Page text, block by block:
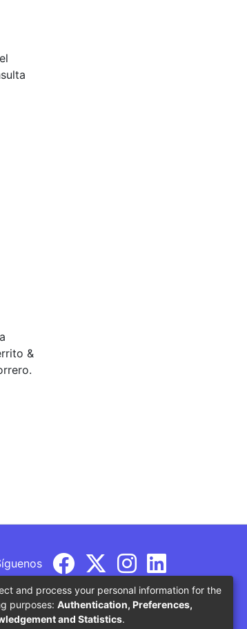
&
and process your personal information for the
purposes: Authentication, Preferences,
and Statistics.